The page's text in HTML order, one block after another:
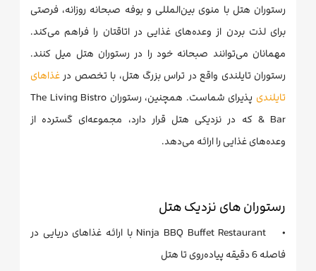
رستوران هتل با منوی بین‌المللی و بوفه صبحانه روزانه، فرصتی
برای لذت بردن از وعده‌های غذایی در اتاقتان را فراهم می‌کند.
مهمانان می‌توانند صبحانه خود را در رستوران هتل میل کنند.
رستوران تایلندی واقع در تراس بزرگ هتل، با تخصص در غذاهای
تایلندی
پذیرای شماست. همچنین، رستوران The Living Bistro
& Bar که در نزدیکی هتل قرار دارد، مجموعه‌ای گسترده از
وعده‌های غذایی را ارائه می‌دهد.
رستوران های نزدیک هتل
• Ninja BBQ Buffet Restaurant با ارائه غذاهای دریایی در
فاصله 6 دقیقه پیاده‌روی تا هتل